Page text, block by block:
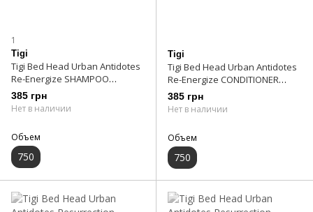
1
Tigi
Tigi Bed Head Urban Antidotes
Re-Energize SHAMPOO
шампунь для ежедневного
использования 750 мл
385 грн
Нет в наличии
Объем
750
Tigi
Tigi Bed Head Urban Antidotes
Re-Energize CONDITIONER
бальзам для ежедневного
использования 750 мл
385 грн
Нет в наличии
Объем
750